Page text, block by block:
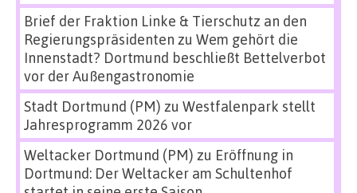
Brief der Fraktion Linke & Tierschutz an den
Regierungspräsidenten zu Wem gehört die
Innenstadt? Dortmund beschließt Bettelverbot
vor der Außengastronomie
Stadt Dortmund (PM) zu Westfalenpark stellt
Jahresprogramm 2026 vor
Weltacker Dortmund (PM) zu Eröffnung in
Dortmund: Der Weltacker am Schultenhof